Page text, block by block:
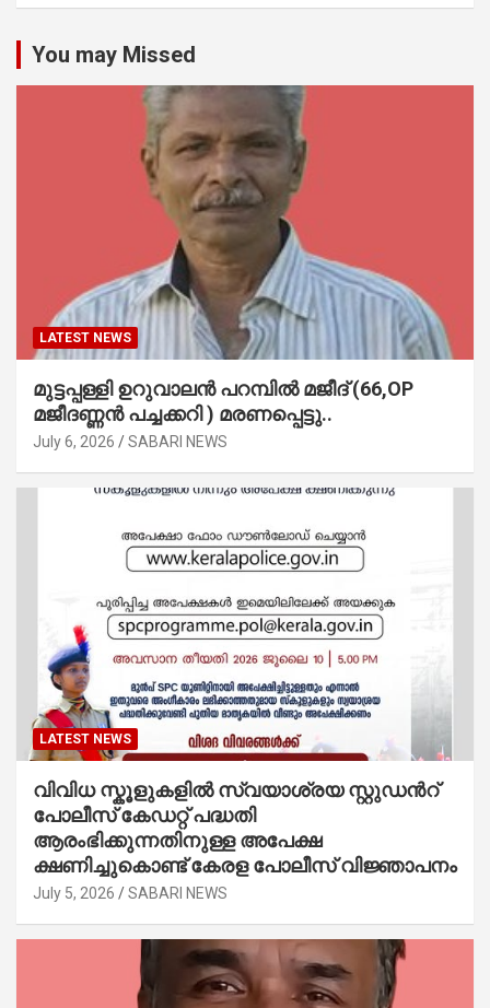
You may Missed
LATEST NEWS
മുട്ടപ്പള്ളി ഉറുവാലൻ പറമ്പിൽ മജീദ് (66,OP
മജീദണ്ണൻ പച്ചക്കറി ) മരണപ്പെട്ടു..
July 6, 2026 SABARI NEWS
LATEST NEWS
വിവിധ സ്കൂളുകളില്‍ സ്വയാശ്രയ സ്റ്റുഡന്‍റ്
പോലീസ് കേഡറ്റ് പദ്ധതി
ആരംഭിക്കുന്നതിനുള്ള അപേക്ഷ
ക്ഷണിച്ചുകൊണ്ട് കേരള പോലീസ് വിജ്ഞാപനം
July 5, 2026 SABARI NEWS